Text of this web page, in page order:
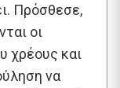
Πρόσθεσε,
οι
χρέους και
να